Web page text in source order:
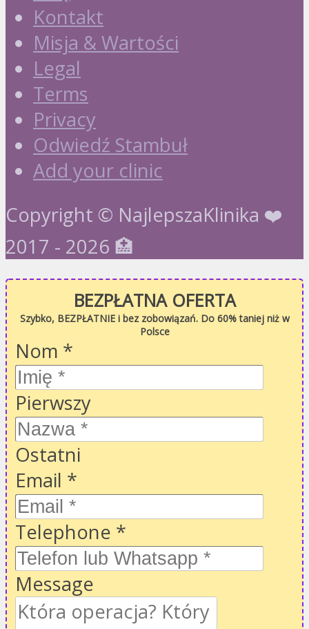
Kontakt
Misja & Wartości
Legal
Terms
Privacy
Odwiedź Stambuł
Add your clinic
Copyright © NajlepszaKlinika ❤️
2017 - 2026 🏥
BEZPŁATNA OFERTA
Szybko, BEZPŁATNIE i bez zobowiązań. Do 60% taniej niż w
Polsce
Nom *
Pierwszy
Ostatni
Email *
Telephone *
Message